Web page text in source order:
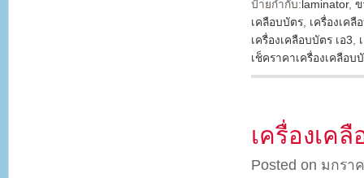
ป้ายกำกับ: laminator, ข
เคลือบบัตร, เครื่องเคลื
เครื่องเคลือบบัตร เอ3,
เช็คราคาเครื่องเคลือบ
เครื่องเค
Posted on มกรา